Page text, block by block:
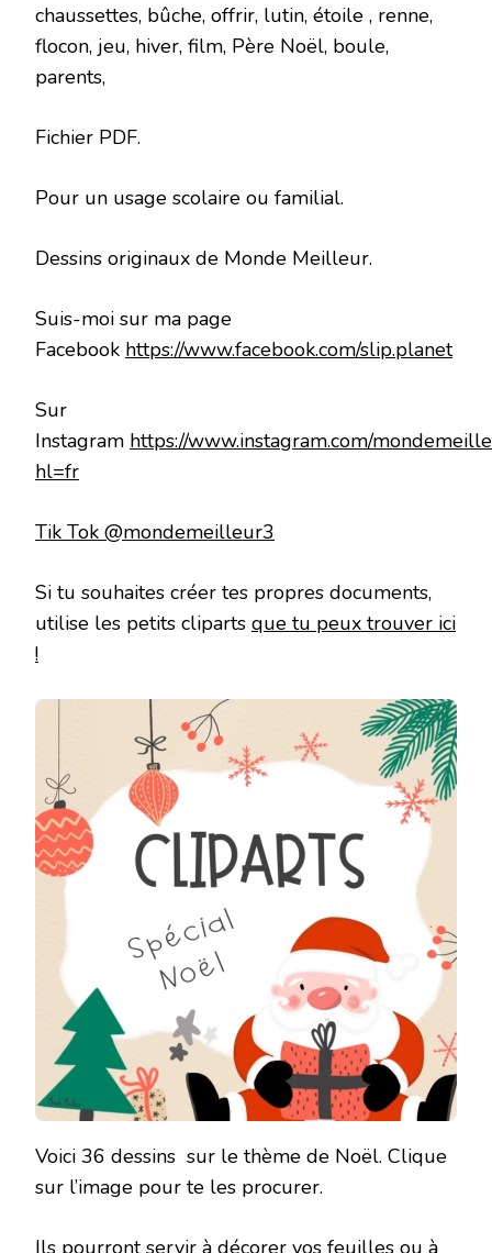
chaussettes, bûche, offrir, lutin, étoile , renne,
flocon, jeu, hiver, film, Père Noël, boule,
parents,
Fichier PDF.
Pour un usage scolaire ou familial.
Dessins originaux de Monde Meilleur.
Suis-moi sur ma page
Facebook https://www.facebook.com/slip.planet
Sur
Instagram https://www.instagram.com/
hl=fr
Tik Tok @mondemeilleur3
Si tu souhaites créer tes propres documents,
utilise les petits cliparts que tu peux trouver ici
!
Voici 36 dessins sur le thème de Noël. Clique
sur l’image pour te les procurer.
Ils pourront servir à décorer vos feuilles ou à